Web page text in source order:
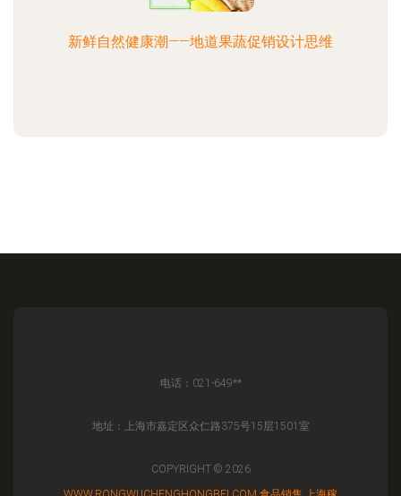
新鲜自然健康潮——地道果蔬促销设计思维
电话：021-649**
地址：上海市嘉定区众仁路375号15层1501室
COPYRIGHT © 2026